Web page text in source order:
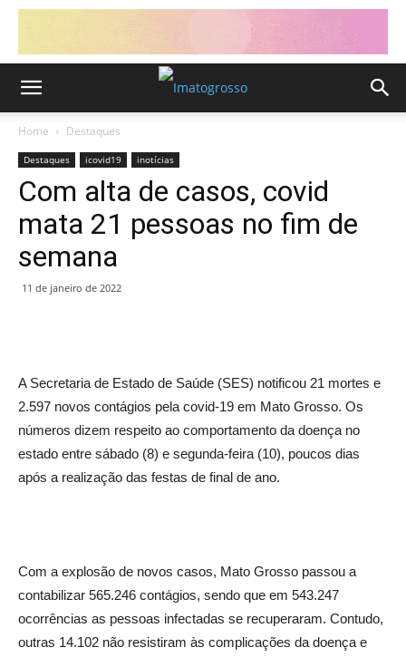
Home Destaques
Destaques icovid19 inotícias
Com alta de casos, covid
mata 21 pessoas no fim de
semana
11 de janeiro de 2022
A Secretaria de Estado de Saúde (SES) notificou 21 mortes e
2.597 novos contágios pela covid-19 em Mato Grosso. Os
números dizem respeito ao comportamento da doença no
estado entre sábado (8) e segunda-feira (10), poucos dias
após a realização das festas de final de ano.
Com a explosão de novos casos, Mato Grosso passou a
contabilizar 565.246 contágios, sendo que em 543.247
ocorrências as pessoas infectadas se recuperaram. Contudo,
outras 14.102 não resistiram às complicações da doença e